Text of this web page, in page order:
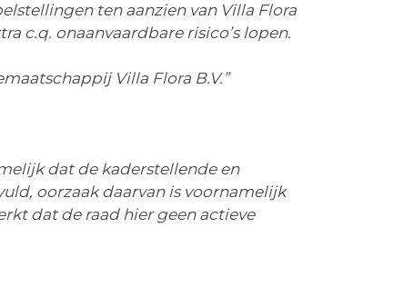
ten aanzien van Villa Flora
c.q. onaanvaardbare risico’s lopen.
Villa Flora B.V.”
dat de kaderstellende en
oorzaak daarvan is voornamelijk
dat de raad hier geen actieve